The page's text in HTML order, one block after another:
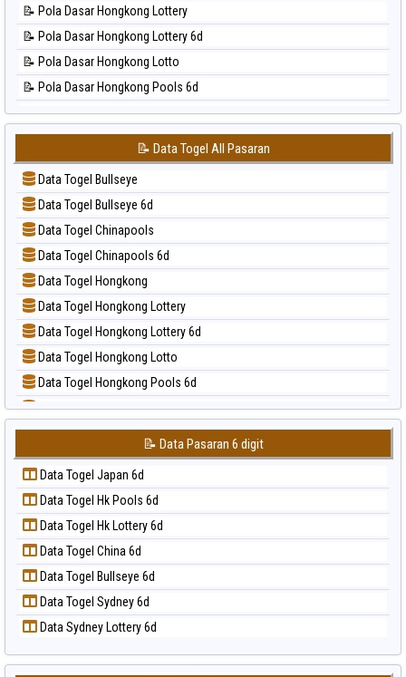
📊 Statistik Pcso
📊 Statistik Pennsylvania Day
📊 Statistik Sao Paulo
📊 Statistik Singapore
📊 Statistik Sydney
📊 Statistik Sydney Lottery
📊 Statistik Sydney Lottery 6d
📊 Statistik Sydney Lotto
📊 Statistik Sydney Pools 6d
📊 Statistik Taipei
📊 Statistik Taiwan
📝 Pola Dasar Hongkong Lottery
📝 Pola Dasar Hongkong Lottery 6d
📝 Pola Dasar Hongkong Lotto
📝 Pola Dasar Hongkong Pools 6d
📝 Pola Dasar Japan
📝 Pola Dasar Japan 6d
📝 Pola Dasar Korea
📝 Pola Dasar Kuda Lari
📝 Pola Dasar Magnum Cambodia
📝 Pola Dasar Nagoya
📝 Pola Dasar North Carolina Day
📝 Pola Dasar Pcso
📝 Pola Dasar Sao Paulo
📝 Pola Dasar Singapore
📝 Pola Dasar Sydney
📝 Pola Dasar Sydney Lottery
📝 Pola Dasar Sydney Lottery 6d
📝 Pola Dasar Sydney Lotto
📝 Pola Dasar Sydney Pools 6d
📝 Pola Dasar Taipei
📝 Pola Dasar Taiwan
📝 Data Togel All Pasaran
Data Togel Bullseye
Data Togel Bullseye 6d
Data Togel Chinapools
Data Togel Chinapools 6d
Data Togel Hongkong
Data Togel Hongkong Lottery
Data Togel Hongkong Lottery 6d
Data Togel Hongkong Lotto
Data Togel Hongkong Pools 6d
Data Togel Japan
Data Togel Japan 6d
Data Togel Korea
Data Togel Kuda Lari
Data Togel Magnum Cambodia
Data Togel Nagoya
Data Togel North Carolina Day
Data Togel Pcso
Data Togel Sao Paulo
Data Togel Singapore
Data Togel Sydney
📝 Data Pasaran 6 digit
Data Togel Japan 6d
Data Togel Hk Pools 6d
Data Togel Hk Lottery 6d
Data Togel China 6d
Data Togel Bullseye 6d
Data Togel Sydney 6d
Data Sydney Lottery 6d